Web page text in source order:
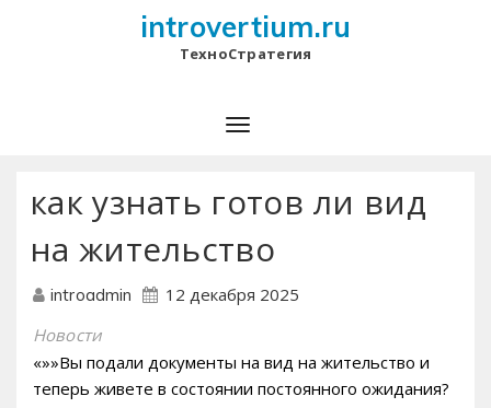
introvertium.ru
ТехноСтратегия
как узнать готов ли вид
на жительство
introadmin 12 декабря 2025
Новости
«»»Вы подали документы на вид на жительство и
теперь живете в состоянии постоянного ожидания?